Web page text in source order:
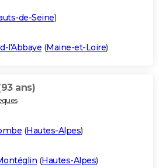
de-Seine)
l'Abbaye (Maine-et-Loire)
ans)
(Hautes-Alpes)
(Hautes-Alpes)